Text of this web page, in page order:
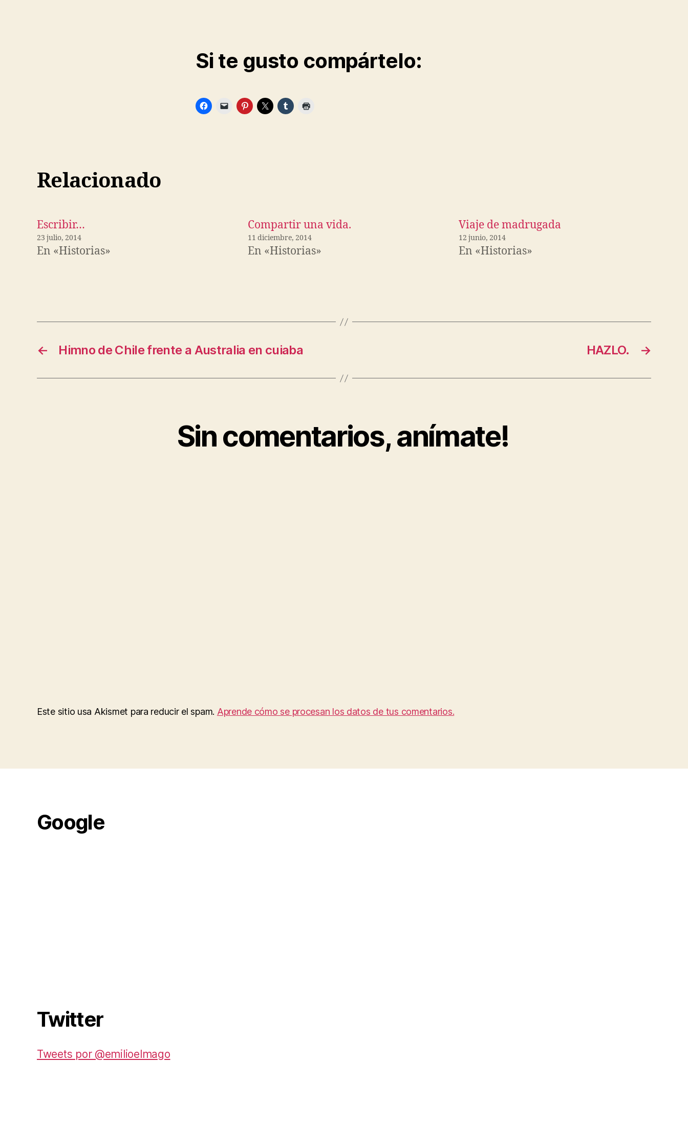
Si te gusto compártelo:
Relacionado
Escribir…
23 julio, 2014
En «Historias»
Compartir una vida.
11 diciembre, 2014
En «Historias»
Viaje de madrugada
12 junio, 2014
En «Historias»
← Himno de Chile frente a Australia en cuiaba →
HAZLO.
Sin comentarios, anímate!
Este sitio usa Akismet para reducir el spam. Aprende cómo se procesan los datos de tus comentarios.
Google
Twitter
Tweets por @emilioelmago